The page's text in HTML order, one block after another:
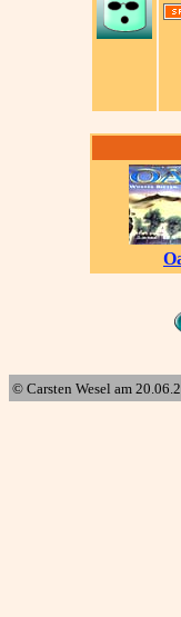
© Carsten Wesel am